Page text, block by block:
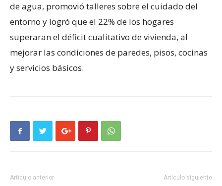
de agua, promovió talleres sobre el cuidado del
entorno y logró que el 22% de los hogares
superaran el déficit cualitativo de vivienda, al
mejorar las condiciones de paredes, pisos, cocinas
y servicios básicos.
Artículo anterior Artículo siguiente